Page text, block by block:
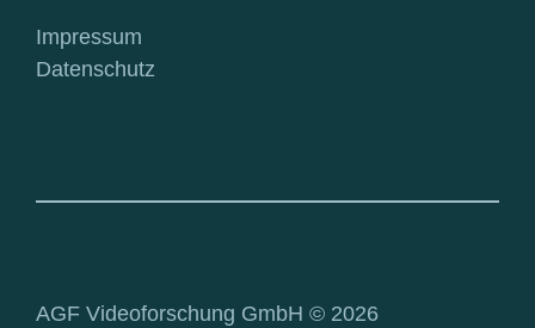
Impressum
Datenschutz
AGF Videoforschung GmbH © 2026